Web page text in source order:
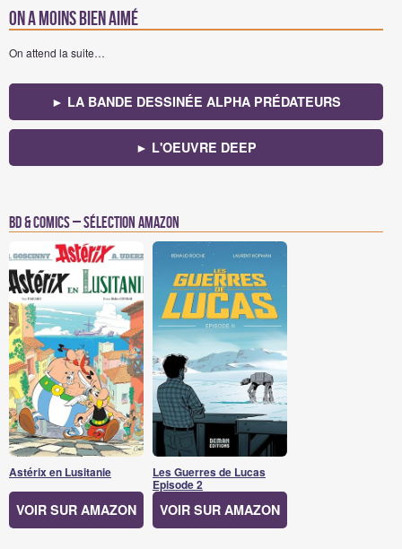
On a moins bien aimé
On attend la suite…
► LA BANDE DESSINÉE ALPHA PRÉDATEURS
► L'OEUVRE DEEP
BD & Comics – Sélection Amazon
Astérix en Lusitanie
VOIR SUR AMAZON
Les Guerres de Lucas
Episode 2
VOIR SUR AMAZON